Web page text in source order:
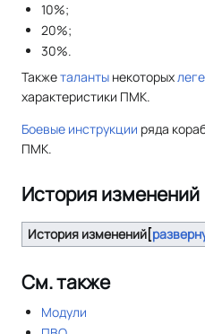
10%;
20%;
30%.
Такжеталанты некоторых
характеристики ПМК.
Боевые инструкции ряда
ПМК.
История изменений
История изменений
См. также
Модули